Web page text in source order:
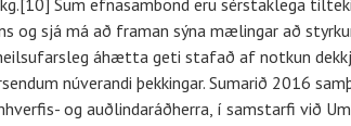
Sum efnasambönd eru sérstaklega
og sjá má að framan sýna mælingar að
áhætta geti stafað af notkun
núverandi þekkingar. Sumarið 2016
og auðlindaráðherra, í samstarfi við